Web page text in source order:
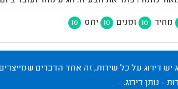
מחיר 10 זמנים 10 יחס 10
יש דירוג על כל שירות, זה אחד הדברים
- נותן דירוג.